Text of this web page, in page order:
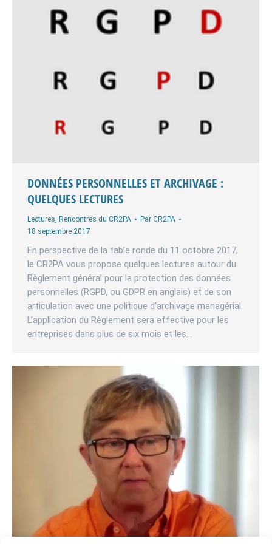
DONNÉES PERSONNELLES ET ARCHIVAGE :
QUELQUES LECTURES
Lectures, Rencontres du CR2PA Par CR2PA
18 septembre 2017
En perspective de la table ronde du 11 octobre 2017,
le CR2PA vous propose quelques lectures autour du
Règlement général pour la protection des données
personnelles (RGPD, ou GDPR en anglais) et de son
articulation avec une politique d’archivage managérial.
L’application du Règlement sera effective pour les
entreprises dans plus de six mois et les…